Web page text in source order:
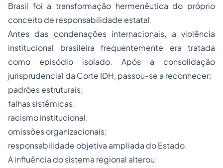
Brasil foi a transformação hermenêutica do próprio
conceito de responsabilidade estatal.
Antes das condenações internacionais, a violência
institucional brasileira frequentemente era tratada
como episódio isolado. Após a consolidação
jurisprudencial da Corte IDH, passou-se a reconhecer:
padrões estruturais;
falhas sistêmicas;
racismo institucional;
omissões organizacionais;
responsabilidade objetiva ampliada do Estado.
A influência do sistema regional alterou: